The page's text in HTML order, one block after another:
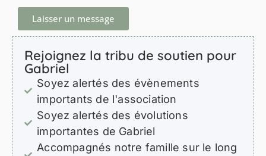
Laisser un message
Rejoignez la tribu de soutien pour
Gabriel
Soyez alertés des évènements
importants de l'association
Soyez alertés des évolutions
importantes de Gabriel
Accompagnés notre famille sur le long